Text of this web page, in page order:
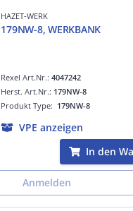
HAZET-WERK
179NW-8, WERKBANK
Rexel Art.Nr.:4047242
Produkt Type: 179NW-8
Herst. Art.Nr.: 179NW-8
VPE anzeigen
In den
Anmelden